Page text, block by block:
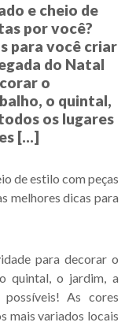
e cheio de
por você?
para você criar
do Natal
o
o quintal,
os lugares
[…]
de estilo com peças
melhores dicas para
para decorar o
quintal, o jardim, a
As cores
mais variados locais